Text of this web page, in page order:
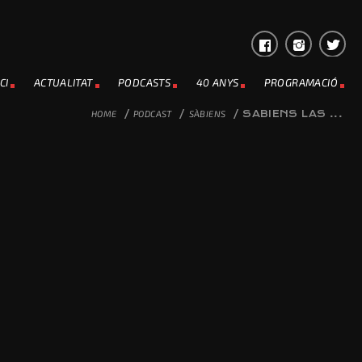
ACTUALITAT PODCASTS 40 ANYS PROGRAMACIÓ
HOME / PODCAST / SÀBIENS / SABIENS LAS ...